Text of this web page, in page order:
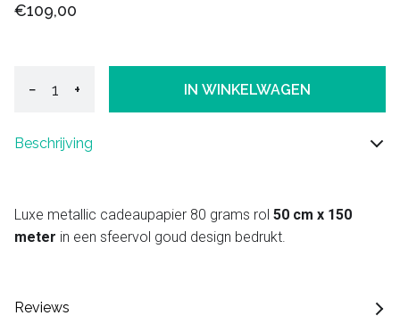
€109,00
− + IN WINKELWAGEN
Beschrijving
Luxe metallic cadeaupapier 80 grams rol 50 cm x 150
meter in een sfeervol goud design bedrukt.
Reviews